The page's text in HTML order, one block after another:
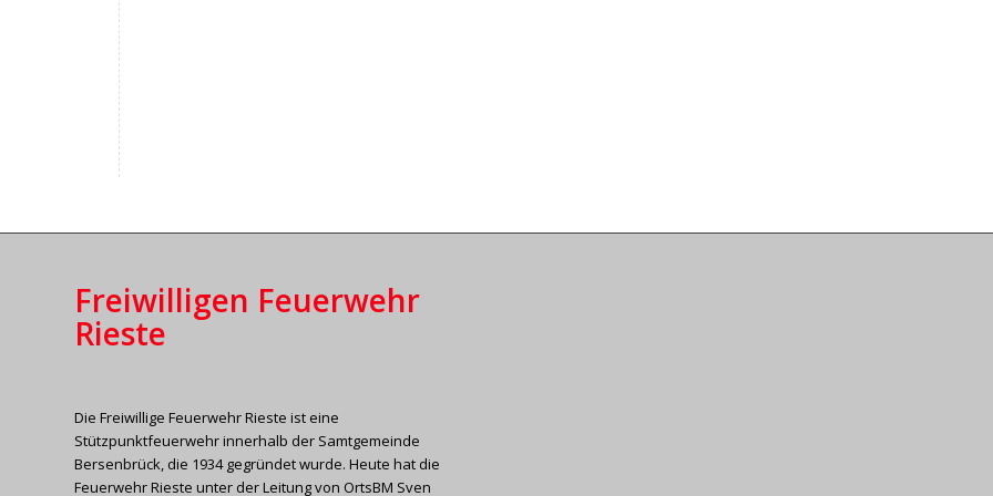
Freiwilligen Feuerwehr
Rieste
Die Freiwillige Feuerwehr Rieste ist eine
Stützpunktfeuerwehr innerhalb der Samtgemeinde
Bersenbrück, die 1934 gegründet wurde. Heute hat die
Feuerwehr Rieste unter der Leitung von OrtsBM Sven